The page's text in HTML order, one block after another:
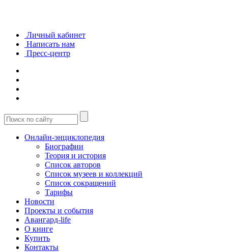
Личный кабинет
Написать нам
Пресс-центр
Онлайн-энциклопедия
Биографии
Теория и история
Список авторов
Список музеев и коллекций
Список сокращений
Тарифы
Новости
Проекты и события
Авангард-life
О книге
Купить
Контакты